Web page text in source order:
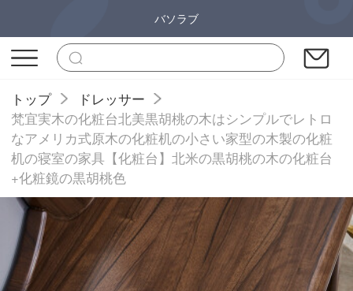
バソラブ
トップ
ドレッサー
梵宜実木の化粧台北美黒胡桃の木はシンプルでレトロ
なアメリカ式原木の化粧机の小さい家型の木製の化粧
机の寝室の家具【化粧台】北米の黒胡桃の木の化粧台
+化粧鏡の黒胡桃色